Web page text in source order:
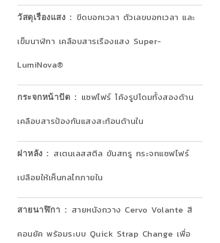
วัสดุเรืองแสง : ขีดบอกเวลา ตัวเลขบอกเวลา และ
เข็มนาฬิกา เคลือบสารเรืองแสง Super-
LumiNova®
กระจกหน้าปัด : แซฟไฟร์ โค้งรูปโดมทั้งสองด้าน
เคลือบสารป้องกันแสงสะท้อนด้านใน
ฝาหลัง : สเตนเลสสตีล ขันสกรู กระจกแซฟไฟร์
เปลือยให้เห็นกลไกภายใน
สายนาฬิกา : สายหนังกวาง Cervo Volante สี
คอนยัค พร้อมระบบ Quick Strap Change เพื่อ